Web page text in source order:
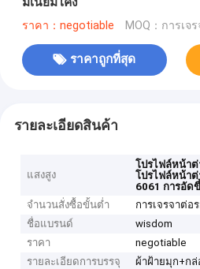
ราคา：negotiable MOQ：การเจ
ราคาถูกที่สุด
รายละเอียดสินค้า
แสงสูง
โปรไฟล์หน้า
โปรไฟล์หน้า
6061 การอัด
จำนวนสั่งซื้อขั้นต่ำ
การเจรจาต่อ
ชื่อแบรนด์
wisdom
ราคา
negotiable
รายละเอียดการบรรจุ
ผ้าฝ้ายมุก+กล่